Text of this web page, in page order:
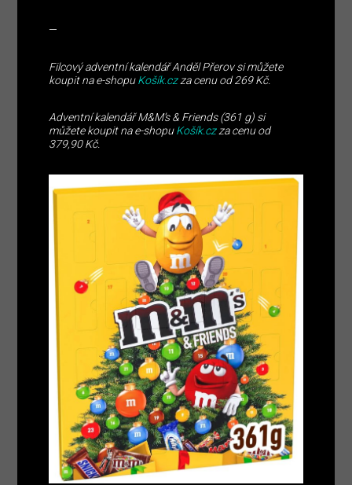
—
Filcový adventní kalendář Anděl Přerov si můžete
koupit na e-shopuKošík.czza cenu od 269 Kč.
Adventní kalendář M&M’s & Friends (361 g) si
můžete koupit na e-shopuKošík.czza cenu od
379,90 Kč.